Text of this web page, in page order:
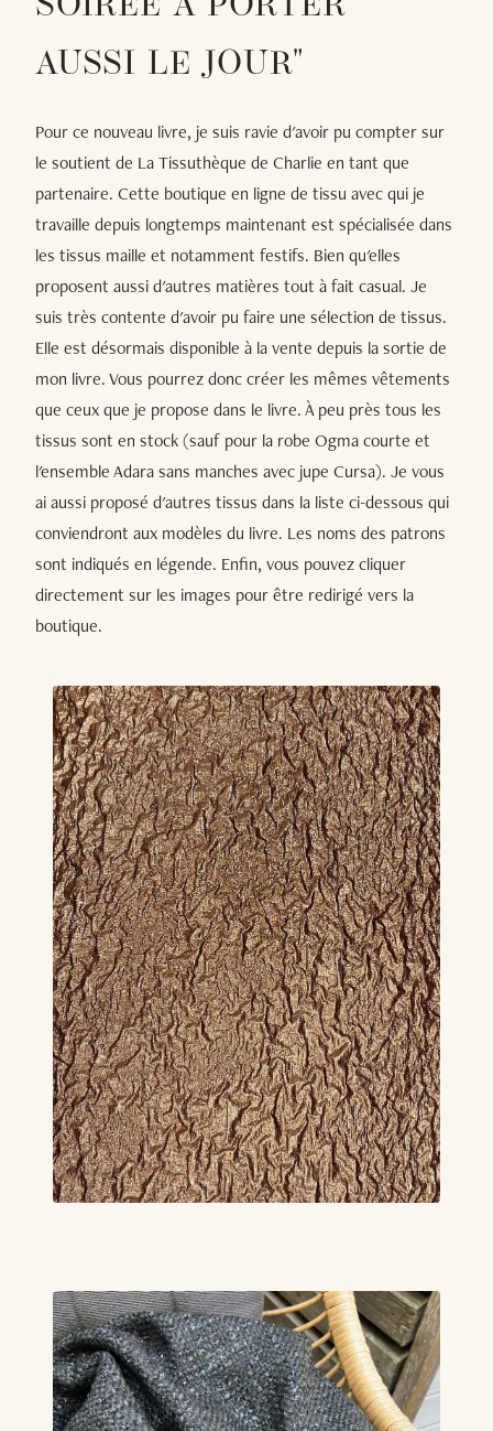
SOIRÉE À PORTER
AUSSI LE JOUR"
Pour ce nouveau livre, je suis ravie d'avoir pu compter sur
le soutient de La Tissuthèque de Charlie en tant que
partenaire. Cette boutique en ligne de tissu avec qui je
travaille depuis longtemps maintenant est spécialisée dans
les tissus maille et notamment festifs. Bien qu'elles
proposent aussi d'autres matières tout à fait casual. Je
suis très contente d'avoir pu faire une sélection de tissus.
Elle est désormais disponible à la vente depuis la sortie de
mon livre. Vous pourrez donc créer les mêmes vêtements
que ceux que je propose dans le livre. À peu près tous les
tissus sont en stock (sauf pour la robe Ogma courte et
l'ensemble Adara sans manches avec jupe Cursa). Je vous
ai aussi proposé d'autres tissus dans la liste ci-dessous qui
conviendront aux modèles du livre. Les noms des patrons
sont indiqués en légende. Enfin, vous pouvez cliquer
directement sur les images pour être redirigé vers la
boutique.